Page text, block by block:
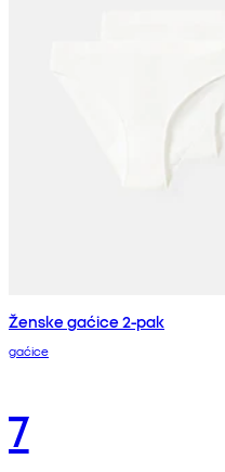
Ženske gaćice 2-pak
gaćice
7